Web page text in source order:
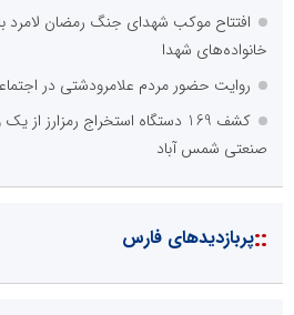
افتتاح موکب شهدای جنگ رمضان لامرد
خانواده‌های شهدا
روایت حضور مردم علامرودشتی در
کشف 169 دستگاه استخراج
صنعتی شمس آباد
::پربازدیدهای فارس